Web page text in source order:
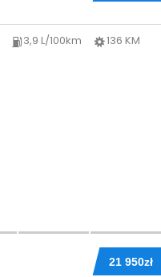
3,9 L/100km 136 KM
21 950zł